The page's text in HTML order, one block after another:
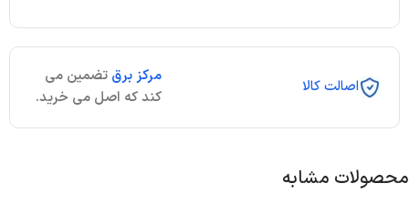
اصالت کالا
مرکز برق تضمین می
کند که اصل می خرید.
محصولات مشابه